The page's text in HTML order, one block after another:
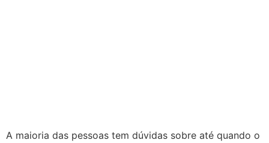
A maioria das pessoas tem dúvidas sobre até quando o